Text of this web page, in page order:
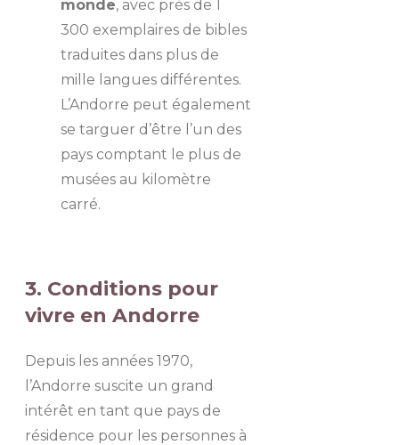
monde, avec près de 1
300 exemplaires de bibles
traduites dans plus de
mille langues différentes.
L’Andorre peut également
se targuer d’être l’un des
pays comptant le plus de
musées au kilomètre
carré.
3. Conditions pour
vivre en Andorre
Depuis les années 1970,
l’Andorre suscite un grand
intérêt en tant que pays de
résidence pour les personnes à